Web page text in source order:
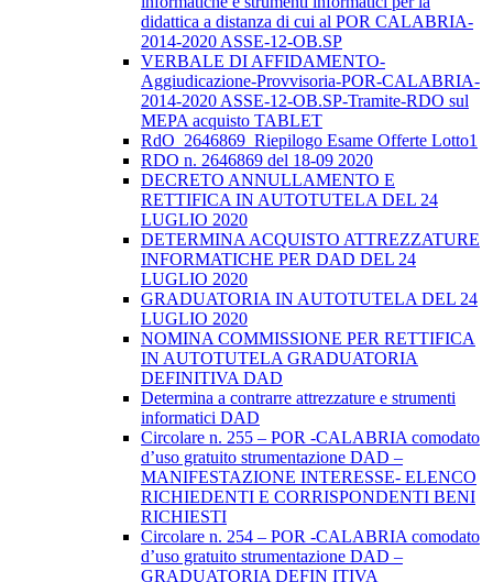
didattica a distanza di cui al POR CALABRIA-
2014-2020 ASSE-12-OB.SP
VERBALE DI AFFIDAMENTO-
Aggiudicazione-Provvisoria-POR-CALABRIA-
2014-2020 ASSE-12-OB.SP-Tramite-RDO sul
MEPA acquisto TABLET
RdO_2646869_Riepilogo Esame Offerte Lotto1
RDO n. 2646869 del 18-09 2020
DECRETO ANNULLAMENTO E
RETTIFICA IN AUTOTUTELA DEL 24
LUGLIO 2020
DETERMINA ACQUISTO ATTREZZATURE
INFORMATICHE PER DAD DEL 24
LUGLIO 2020
GRADUATORIA IN AUTOTUTELA DEL 24
LUGLIO 2020
NOMINA COMMISSIONE PER RETTIFICA
IN AUTOTUTELA GRADUATORIA
DEFINITIVA DAD
Determina a contrarre attrezzature e strumenti
informatici DAD
Circolare n. 255 – POR -CALABRIA comodato
d’uso gratuito strumentazione DAD –
MANIFESTAZIONE INTERESSE- ELENCO
RICHIEDENTI E CORRISPONDENTI BENI
RICHIESTI
Circolare n. 254 – POR -CALABRIA comodato
d’uso gratuito strumentazione DAD –
GRADUATORIA DEFIN ITIVA